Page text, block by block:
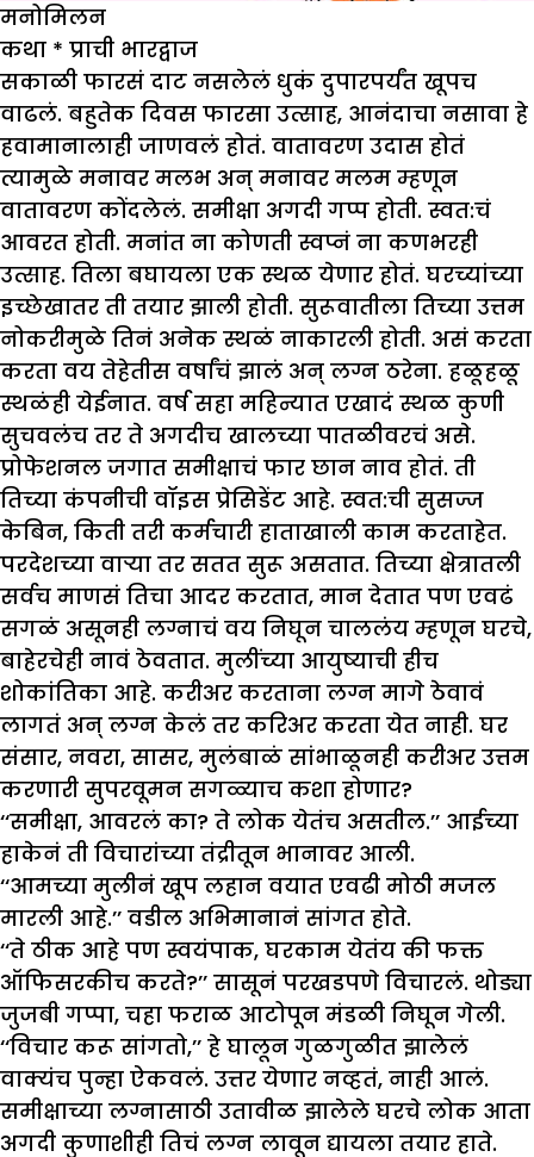
मनोमिलन
कथा * प्राची भारद्वाज
सकाळी फारसं दाट नसलेलं धुकं दुपारपर्यंत खूपच
वाढलं. बहुतेक दिवस फारसा उत्साह, आनंदाचा नसावा हे
हवामानालाही जाणवलं होतं. वातावरण उदास होतं
त्यामुळे मनावर मलभ अन् मनावर मलम म्हणून
वातावरण कोंदलेलं. समीक्षा अगदी गप्प होती. स्वत:चं
आवरत होती. मनांत ना कोणती स्वप्नं ना कणभरही
उत्साह. तिला बघायला एक स्थळ येणार होतं. घरच्यांच्या
इच्छेखातर ती तयार झाली होती. सुरूवातीला तिच्या उत्तम
नोकरीमुळे तिनं अनेक स्थळं नाकारली होती. असं करता
करता वय तेहेतीस वर्षांचं झालं अन् लग्न ठरेना. हळूहळू
स्थळंही येईनात. वर्ष सहा महिन्यात एखादं स्थळ कुणी
सुचवलंच तर ते अगदीच खालच्या पातळीवरचं असे.
प्रोफेशनल जगात समीक्षाचं फार छान नाव होतं. ती
तिच्या कंपनीची वॉइस प्रेसिडेंट आहे. स्वत:ची सुसज्ज
केबिन, किती तरी कर्मचारी हाताखाली काम करताहेत.
परदेशच्या वाऱ्या तर सतत सुरू असतात. तिच्या क्षेत्रातली
सर्वच माणसं तिचा आदर करतात, मान देतात पण एवढं
सगळं असूनही लग्नाचं वय निघून चाललंय म्हणून घरचे,
बाहेरचेही नावं ठेवतात. मुलींच्या आयुष्याची हीच
शोकांतिका आहे. करीअर करताना लग्न मागे ठेवावं
लागतं अन् लग्न केलं तर करिअर करता येत नाही. घर
संसार, नवरा, सासर, मुलंबाळं सांभाळूनही करीअर उत्तम
करणारी सुपरवूमन सगळ्याच कशा होणार?
‘‘समीक्षा, आवरलं का? ते लोक येतंच असतील.’’ आईच्या
हाकेनं ती विचारांच्या तंद्रीतून भानावर आली.
‘‘आमच्या मुलीनं खूप लहान वयात एवढी मोठी मजल
मारली आहे.’’ वडील अभिमानानं सांगत होते.
‘‘ते ठीक आहे पण स्वयंपाक, घरकाम येतंय की फक्त
ऑफिसरकीच करते?’’ सासूनं परखडपणे विचारलं. थोड्या
जुजबी गप्पा, चहा फराळ आटोपून मंडळी निघून गेली.
‘‘विचार करू सांगतो,’’ हे घालून गुळगुळीत झालेलं
वाक्यंच पुन्हा ऐकवलं. उत्तर येणार नव्हतं, नाही आलं.
समीक्षाच्या लग्नासाठी उतावीळ झालेले घरचे लोक आता
अगदी कुणाशीही तिचं लग्न लावून द्यायला तयार हाते.